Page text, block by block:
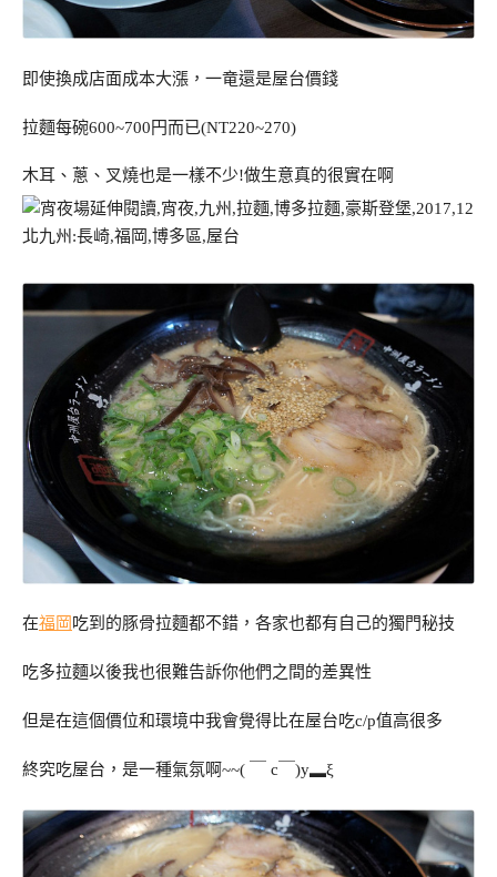
即使換成店面成本大漲，一竜還是屋台價錢
拉麵每碗600~700円而已(NT220~270)
木耳、蔥、叉燒也是一樣不少!做生意真的很實在啊
在福岡 吃到的豚骨拉麵都不錯，各家也都有自己的獨門秘技
吃多拉麵以後我也很難告訴你他們之間的差異性
但是在這個價位和環境中我會覺得比在屋台吃c/p值高很多
終究吃屋台，是一種氣氛啊~~( ￣ c￣)y▂ξ